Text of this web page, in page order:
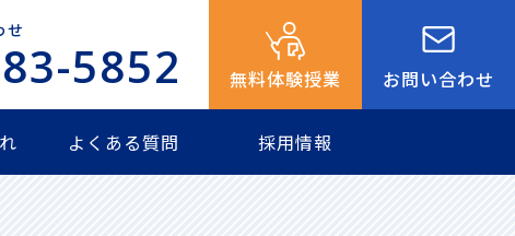
せ
5852 無料体験授業 お問い合わせ
よくある質問 採用情報